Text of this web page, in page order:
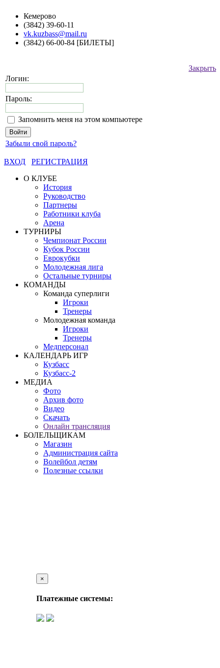
Кемерово
(3842) 39-60-11
vk.kuzbass@mail.ru
(3842) 66-00-84 [БИЛЕТЫ]
Закрыть
Логин:
Пароль:
Запомнить меня на этом компьютере
Забыли свой пароль?
ВХОД
РЕГИСТРАЦИЯ
О КЛУБЕ
История
Руководство
Партнеры
Работники клуба
Арена
ТУРНИРЫ
Чемпионат России
Кубок России
Еврокубки
Молодежная лига
Остальные турниры
КОМАНДЫ
Команда суперлиги
Игроки
Тренеры
Молодежная команда
Игроки
Тренеры
Медперсонал
КАЛЕНДАРЬ ИГР
Кузбасс
Кузбасс-2
МЕДИА
Фото
Архив фото
Видео
Скачать
Онлайн трансляция
БОЛЕЛЬЩИКАМ
Магазин
Администрация сайта
Волейбол детям
Полезные ссылки
×
Платежные системы: